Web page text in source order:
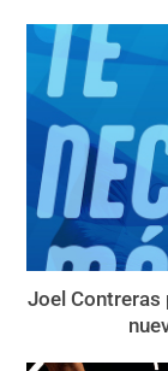
Joel Contreras